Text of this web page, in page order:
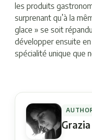
les produits
surprenant qu’à la
glace » se soit
développer ensuite
spécialité unique que